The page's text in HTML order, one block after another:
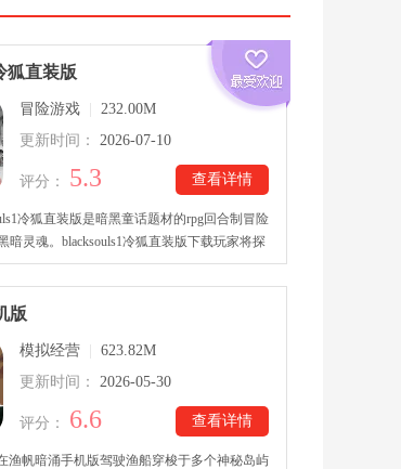
狐直装版
冒险游戏
232.00M
更新时间：
2026-07-10
查看详情
评分： 5.3
冷狐直装版是暗黑童话题材的rpg回合制冒险
暗灵魂。blacksouls1冷狐直装版下载玩家将探
，通过不断升级角色能力，搭配技能和管理体
boss以推进剧情发展。blacksouls1冷狐直装版
话，地图中也散落隐藏剧情和彩蛋，玩家在探
版
模拟经营
623.82M
更新时间：
2026-05-30
查看详情
评分： 6.6
渔帆暗涌手机版驾驶渔船穿梭于多个神秘岛屿